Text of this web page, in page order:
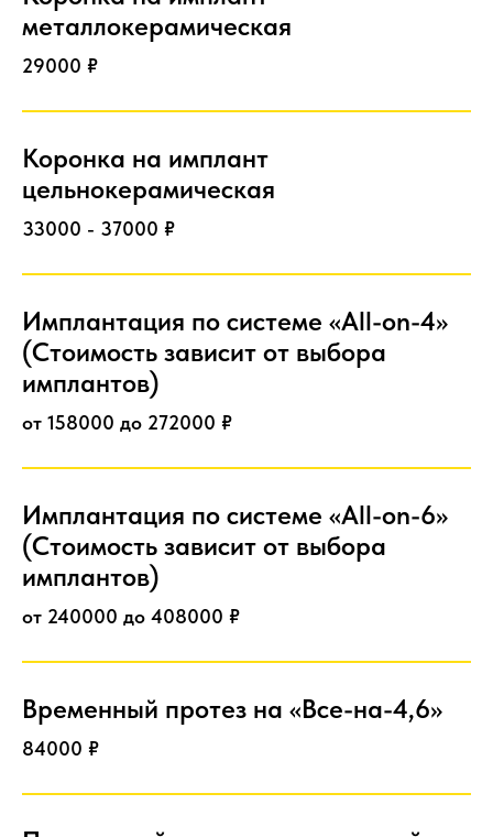
металлокерамическая
29000 ₽
Коронка на имплант
цельнокерамическая
33000 - 37000 ₽
Имплантация по системе «All-on-4»
(Стоимость зависит от выбора
имплантов)
от 158000 до 272000 ₽
Имплантация по системе «All-on-6»
(Стоимость зависит от выбора
имплантов)
от 240000 до 408000 ₽
Временный протез на «Все-на-4,6»
84000 ₽